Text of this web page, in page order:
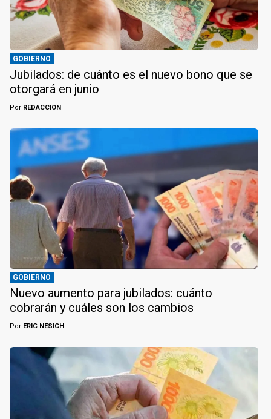
GOBIERNO
Jubilados: de cuánto es el nuevo bono que se
otorgará en junio
Por REDACCION
GOBIERNO
Nuevo aumento para jubilados: cuánto
cobrarán y cuáles son los cambios
Por ERIC NESICH